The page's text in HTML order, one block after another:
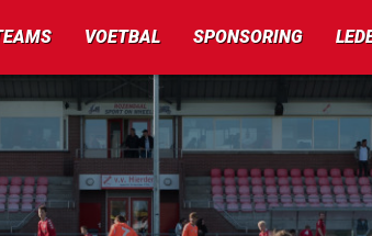
VOETBAL SPONSORING